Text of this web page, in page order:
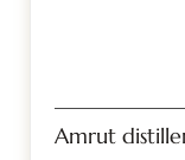
Amrut